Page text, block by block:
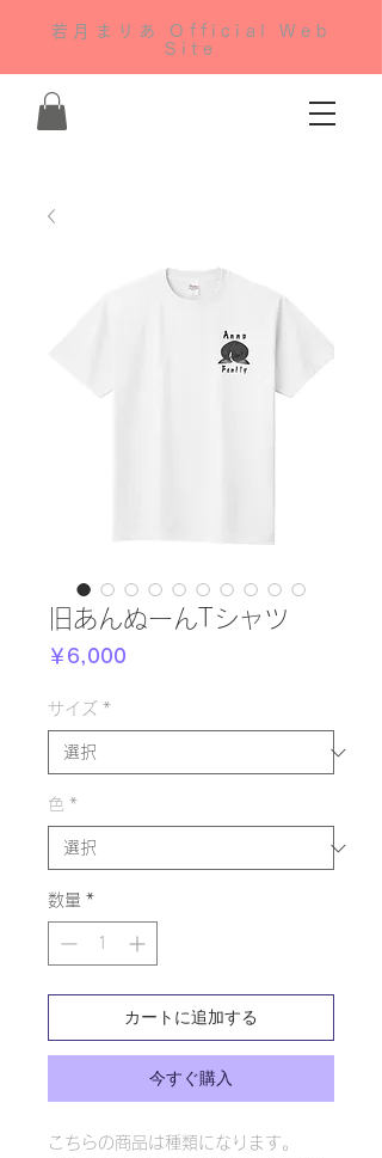
若月まりあ Official Web
Site
旧あんぬーんTシャツ
￥6,000
サイズ *
色 *
数量 *
カートに追加する
今すぐ購入
こちらの商品は種類になります。